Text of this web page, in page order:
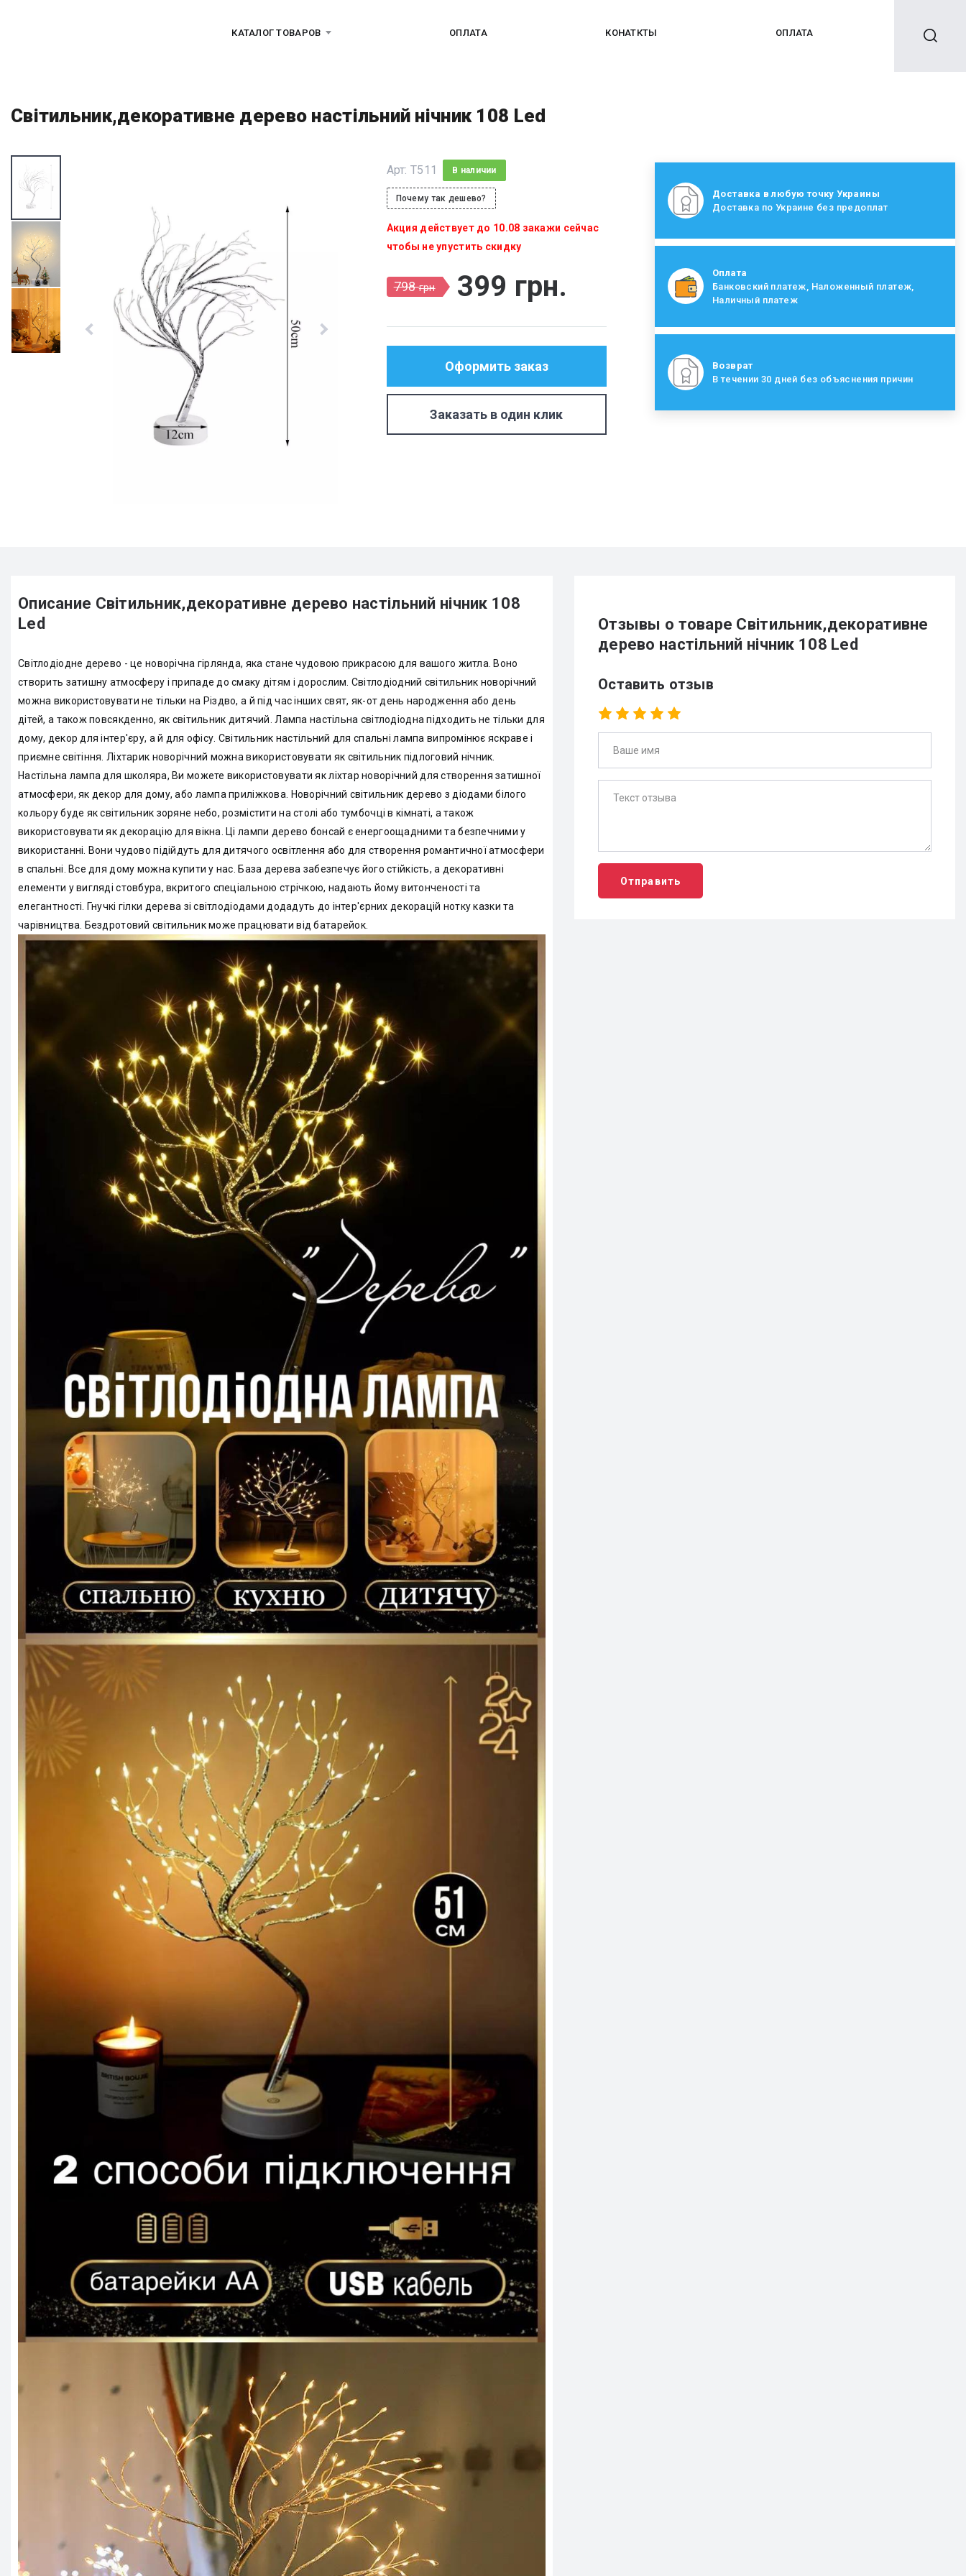
КАТАЛОГ ТОВАРОВ ОПЛАТА КОНАТКТЫ ОПЛАТА
Світильник,декоративне дерево настільний нічник 108 Led
Арт:T511 В наличии
Почему так дешево?
Акция действует до 10.08 закажи сейчас
чтобы не упустить скидку
798грн 399 грн.
Оформить заказ
Заказать в один клик
Доставка в любую точку Украины
Доставка по Украине без предоплат
Оплата
Банковский платеж, Наложенный платеж,
Наличный платеж
Возврат
В течении 30 дней без объяснения причин
Описание Світильник,декоративне дерево настільний нічник 108
Led
Світлодіодне дерево - це новорічна гірлянда, яка стане чудовою прикрасою для вашого житла. Воно
створить затишну атмосферу і припаде до смаку дітям і дорослим. Світлодіодний світильник новорічний
можна використовувати не тільки на Різдво, а й під час інших свят, як-от день народження або день
дітей, а також повсякденно, як світильник дитячий. Лампа настільна світлодіодна підходить не тільки для
дому, декор для інтер'єру, а й для офісу. Світильник настільний для спальні лампа випромінює яскраве і
приємне світіння. Ліхтарик новорічний можна використовувати як світильник підлоговий нічник.
Настільна лампа для школяра, Ви можете використовувати як ліхтар новорічний для створення затишної
атмосфери, як декор для дому, або лампа приліжкова. Новорічний світильник дерево з діодами білого
кольору буде як світильник зоряне небо, розмістити на столі або тумбочці в кімнаті, а також
використовувати як декорацію для вікна. Ці лампи дерево бонсай є енергоощадними та безпечними у
використанні. Вони чудово підійдуть для дитячого освітлення або для створення романтичної атмосфери
в спальні. Все для дому можна купити у нас. База дерева забезпечує його стійкість, а декоративні
елементи у вигляді стовбура, вкритого спеціальною стрічкою, надають йому витонченості та
елегантності. Гнучкі гілки дерева зі світлодіодами додадуть до інтер'єрних декорацій нотку казки та
чарівництва. Бездротовий світильник може працювати від батарейок.
Отзывы о товаре Світильник,декоративне
дерево настільний нічник 108 Led
Оставить отзыв
Отправить